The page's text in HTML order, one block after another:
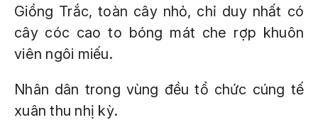
Giồng Trắc, toàn cây nhỏ, chỉ duy nhất có
cây cóc cao to bóng mát che rợp khuôn
viên ngôi miếu.
Nhân dân trong vùng đều tổ chức cúng tế
xuân thu nhị kỳ.